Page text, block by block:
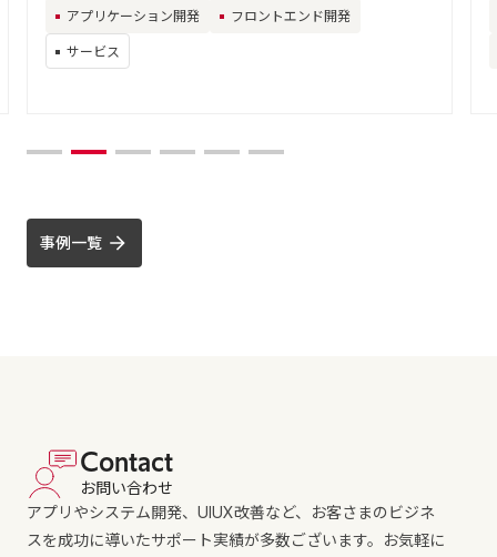
アプリケーション開発 フロントエンド開発
サービス
事例一覧
Contact
お問い合わせ
アプリやシステム開発、UIUX改善など、お客さまのビジネ
スを成功に導いたサポート実績が多数ございます。お気軽に